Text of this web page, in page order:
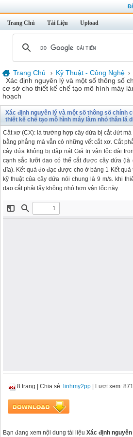
Trang Chủ Tài Liệu Upload
Trang Chủ › Kỹ Thuật - Công Nghệ ›
Xác định nguyên lý và một số thông số
cơ sở cho thiết kế chế tạo mô hình máy
hoạch
Xác định nguyên lý và một số thông số chính
thiết kế chế tạo mô hình máy làm nhỏ thân lá
Cắt xơ (CX): là trường hợp cây dứa bị cắt đứt mà
bằng phẳng mà vẫn có những vết cắt xơ. Cắt
cây dứa không bị dập nát Giá trị vận tốc dài
cạnh sắc lưỡi dao có thể cắt được cây dứa
đĩa). Kết quả đo đạc được cho ở bảng 1 Kết
kỹ thuật của cây dứa nói chung là 9 m/s. khi
dao cắt phải lấy không nhỏ hơn vận tốc này.
8 trang Chia sẻ: linhmy2pp | Lượt xem: 871
Bạn đang xem nội dung tài liệu Xác định